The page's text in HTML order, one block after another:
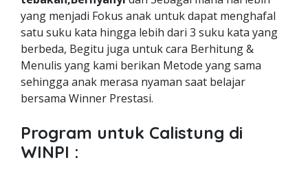
yang menjadi Fokus anak untuk dapat menghafal
satu suku kata hingga lebih dari 3 suku kata yang
berbeda, Begitu juga untuk cara Berhitung &
Menulis yang kami berikan Metode yang sama
sehingga anak merasa nyaman saat belajar
bersama Winner Prestasi.
Program untuk Calistung di
WINPI :